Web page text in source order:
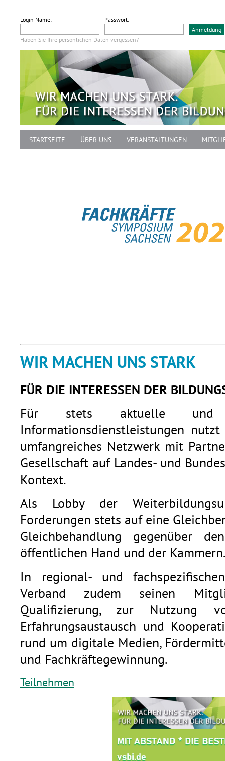
Login Name: Passwort:
Haben Sie Ihre persönlichen Daten vergessen?
STARTSEITE ÜBER UNS VERANSTALTUNGEN
WIR MACHEN UNS STARK
FÜR DIE INTERESSEN DER
Für stets aktuelle und
Informationsdienstleistungen
umfangreiches Netzwerk mit
Gesellschaft auf Landes- und
Kontext.
Als Lobby der
Forderungen stets auf eine
Gleichbehandlung gegenüber
öffentlichen Hand und der
In regional- und
Verband zudem seinen
Qualifizierung, zur Nutzung
Erfahrungsaustausch und
rund um digitale Medien,
und Fachkräftegewinnung.
Teilnehmen